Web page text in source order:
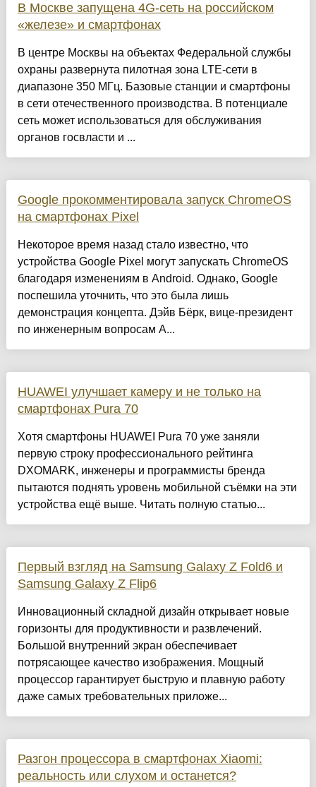
В Москве запущена 4G-сеть на российском
«железе» и смартфонах
В центре Москвы на объектах Федеральной службы
охраны развернута пилотная зона LTE-сети в
диапазоне 350 МГц. Базовые станции и смартфоны
в сети отечественного производства. В потенциале
сеть может использоваться для обслуживания
органов госвласти и ...
Google прокомментировала запуск ChromeOS
на смартфонах Pixel
Некоторое время назад стало известно, что
устройства Google Pixel могут запускать ChromeOS
благодаря изменениям в Android. Однако, Google
поспешила уточнить, что это была лишь
демонстрация концепта. Дэйв Бёрк, вице-президент
по инженерным вопросам A...
HUAWEI улучшает камеру и не только на
смартфонах Pura 70
Хотя смартфоны HUAWEI Pura 70 уже заняли
первую строку профессионального рейтинга
DXOMARK, инженеры и программисты бренда
пытаются поднять уровень мобильной съёмки на эти
устройства ещё выше. Читать полную статью...
Первый взгляд на Samsung Galaxy Z Fold6 и
Samsung Galaxy Z Flip6
Инновационный складной дизайн открывает новые
горизонты для продуктивности и развлечений.
Большой внутренний экран обеспечивает
потрясающее качество изображения. Мощный
процессор гарантирует быструю и плавную работу
даже самых требовательных приложе...
Разгон процессора в смартфонах Xiaomi:
реальность или слухом и останется?